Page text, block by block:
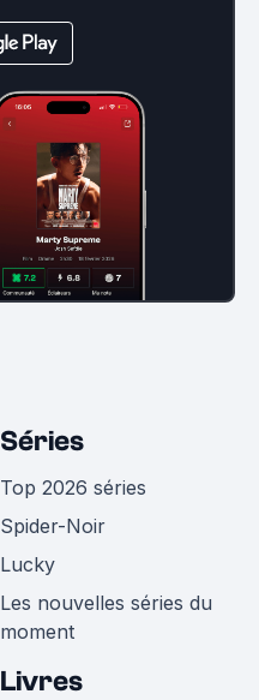
Séries
Top 2026 séries
Spider-Noir
Lucky
Les nouvelles séries du
moment
Livres